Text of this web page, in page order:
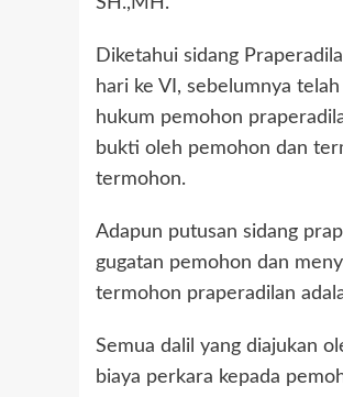
Diketahui sidang
hari ke VI, sebelumnya
hukum pemohon
bukti oleh pemohon dan
termohon.
Adapun putusan sidang
gugatan pemohon dan
termohon praperadilan
Semua dalil yang diajukan
biaya perkara kepada